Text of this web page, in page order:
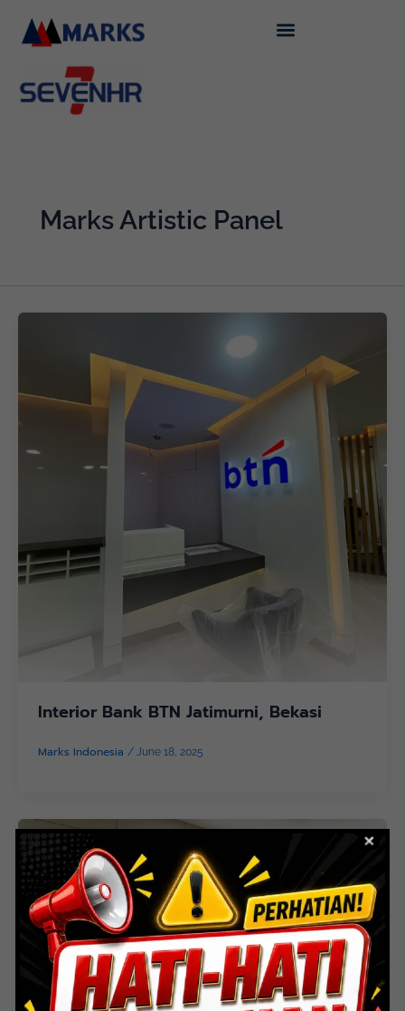
content
Marks Artistic Panel
Interior Bank BTN Jatimurni, Bekasi
Marks Indonesia / June 18, 2025